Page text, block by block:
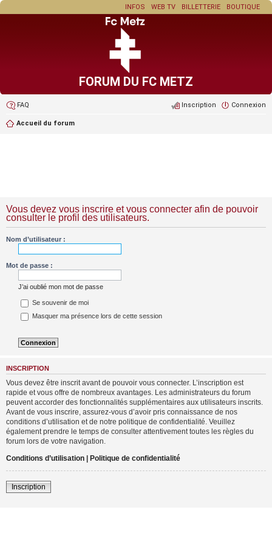
BOUTIQUE
BILLETTERIE
WEB TV
INFOS
FORUM DU FC METZ
FAQ Connexion
Inscription
Accueil du forum
Vous devez vous inscrire et vous connecter afin de pouvoir
consulter le profil des utilisateurs.
Nom d’utilisateur :
Mot de passe :
J’ai oublié mon mot de passe
Se souvenir de moi
Masquer ma présence lors de cette session
INSCRIPTION
Vous devez être inscrit avant de pouvoir vous connecter. L’inscription est
rapide et vous offre de nombreux avantages. Les administrateurs du forum
peuvent accorder des fonctionnalités supplémentaires aux utilisateurs inscrits.
Avant de vous inscrire, assurez-vous d’avoir pris connaissance de nos
conditions d’utilisation et de notre politique de confidentialité. Veuillez
également prendre le temps de consulter attentivement toutes les règles du
forum lors de votre navigation.
Conditions d’utilisation | Politique de confidentialité
Inscription